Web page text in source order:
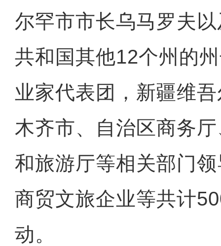
尔罕市市长乌马罗夫
共和国其他12个州的
业家代表团，新疆维
木齐市、自治区商务
和旅游厅等相关部门
商贸文旅企业等共计
动。